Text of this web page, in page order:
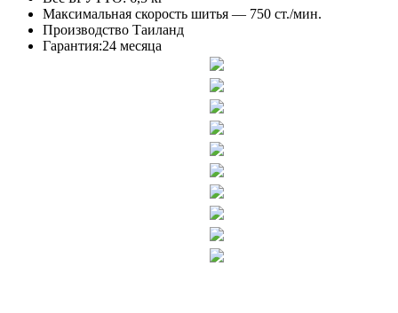
Максимальная скорость шитья — 750 ст./мин.
Производство Таиланд
Гарантия:24 месяца